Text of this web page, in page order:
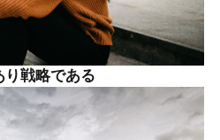
り戦略である